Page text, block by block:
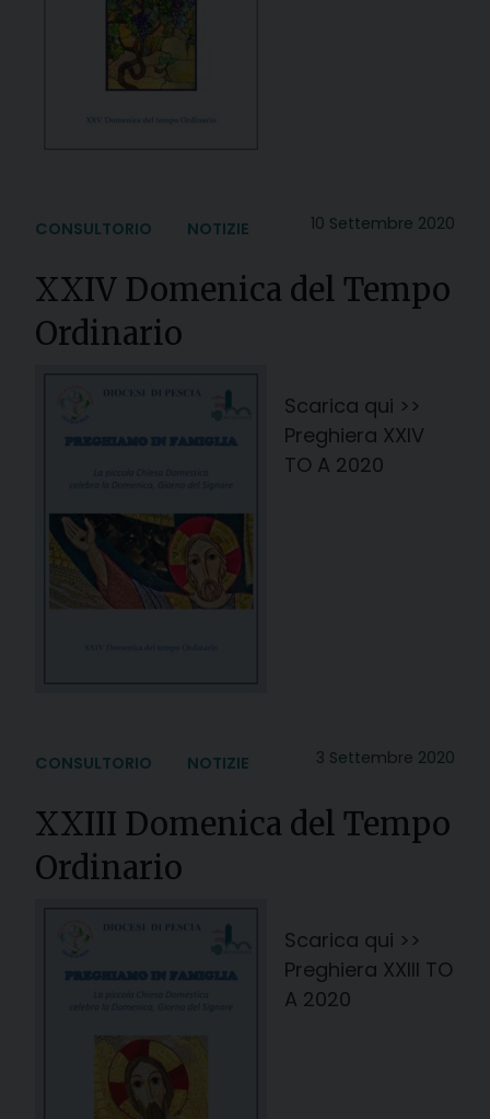
10 Settembre 2020
CONSULTORIO NOTIZIE
XXIV Domenica del Tempo
Ordinario
Scarica qui >>
Preghiera XXIV
TO A 2020
3 Settembre 2020
CONSULTORIO NOTIZIE
XXIII Domenica del Tempo
Ordinario
Scarica qui >>
Preghiera XXIII TO
A 2020